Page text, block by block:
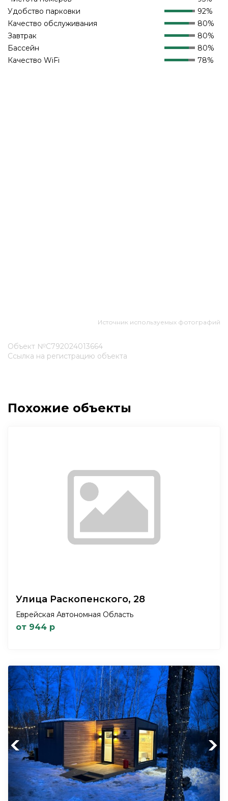
Удобство парковки
92%
Качество обслуживания
80%
Завтрак
80%
Бассейн
80%
Качество WiFi
78%
Источник используемых фотографий
Объект №С792024013664
Ссылка на регистрацию объекта
Похожие объекты
Улица Раскопенского, 28
Еврейская Автономная Область
от 944 р
Previous Next